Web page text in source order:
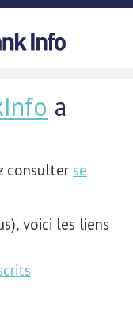
a
consulter se
voici les liens